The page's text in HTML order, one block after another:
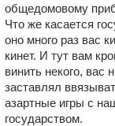
общедомовому
Что же касается
оно много раз вас
кинет. И тут вам
винить некого, вас
заставлял
азартные игры с
государством.